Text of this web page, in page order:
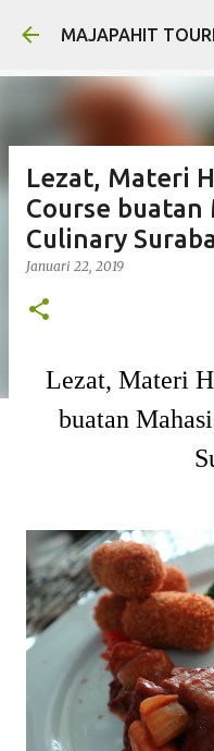
MAJAPAHIT
Lezat, Materi
Course
Culinary
Januari 22, 2019
Lezat, Materi
buatan